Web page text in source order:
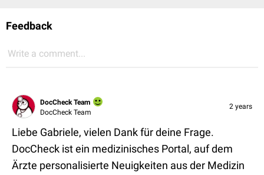
Feedback
Write a comment...
DocCheck Team
DocCheck Team
2 years
Liebe Gabriele, vielen Dank für deine Frage.
DocCheck ist ein medizinisches Portal, auf dem
Ärzte personalisierte Neuigkeiten aus der Medizin